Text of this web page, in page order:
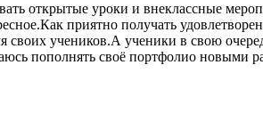
открытые уроки и внеклассные
приятно получать
своих учеников.А ученики в свою
пополнять своё портфолио новыми